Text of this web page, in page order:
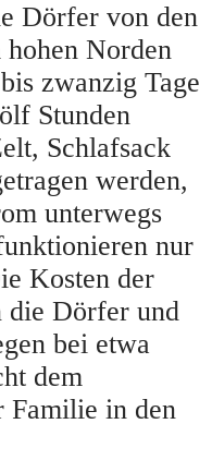
Dörfer von den
Norden
zwanzig Tage
Stunden
Schlafsack
werden,
unterwegs
nur
Kosten der
die Dörfer und
bei etwa
dem
Familie in den